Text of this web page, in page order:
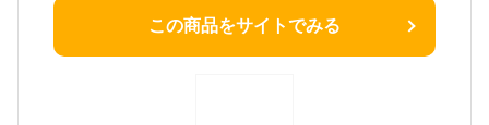
この商品をサイトでみる